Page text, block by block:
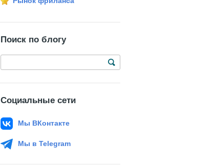
Поиск по блогу
Социальные сети
Мы ВКонтакте
Мы в Telegram